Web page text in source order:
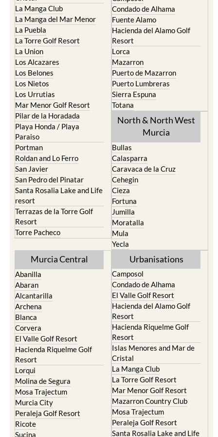
La Manga Club
La Manga del Mar Menor
La Puebla
La Torre Golf Resort
La Union
Los Alcazares
Los Belones
Los Nietos
Los Urrutias
Mar Menor Golf Resort
Pilar de la Horadada
Playa Honda / Playa
Paraiso
Portman
Roldan and Lo Ferro
San Javier
San Pedro del Pinatar
Santa Rosalia Lake and Life
resort
Terrazas de la Torre Golf
Resort
Torre Pacheco
Condado de Alhama
Fuente Alamo
Hacienda del Alamo Golf
Resort
Lorca
Mazarron
Puerto de Mazarron
Puerto Lumbreras
Sierra Espuna
Totana
North & North West
Murcia
Bullas
Calasparra
Caravaca de la Cruz
Cehegin
Cieza
Fortuna
Jumilla
Moratalla
Mula
Yecla
Murcia Central
Abanilla
Abaran
Alcantarilla
Archena
Blanca
Corvera
El Valle Golf Resort
Hacienda Riquelme Golf
Resort
Lorqui
Molina de Segura
Mosa Trajectum
Murcia City
Peraleja Golf Resort
Ricote
Sucina
Urbanisations
Camposol
Condado de Alhama
El Valle Golf Resort
Hacienda del Alamo Golf
Resort
Hacienda Riquelme Golf
Resort
Islas Menores and Mar de
Cristal
La Manga Club
La Torre Golf Resort
Mar Menor Golf Resort
Mazarron Country Club
Mosa Trajectum
Peraleja Golf Resort
Santa Rosalia Lake and Life